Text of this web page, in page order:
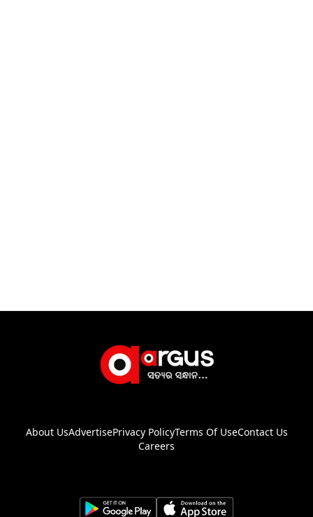
About UsAdvertisePrivacy PolicyTerms Of UseContact Us
Careers